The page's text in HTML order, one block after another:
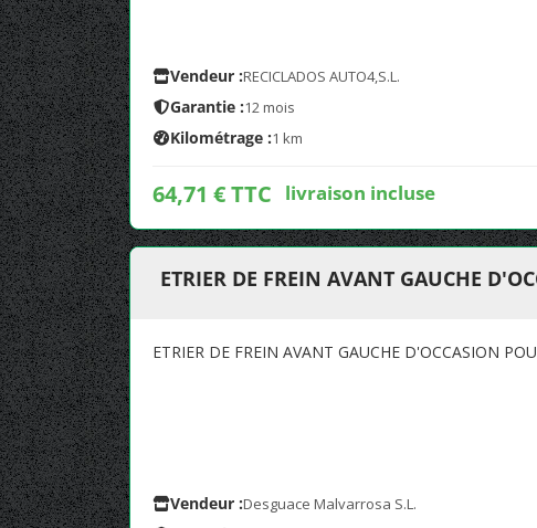
Vendeur :RECICLADOS AUTO4,S.L.
Garantie :12 mois
Kilométrage :1 km
64,71 € TTC livraison incluse
ETRIER DE FREIN AVANT GAUCHE
ETRIER DE FREIN AVANT GAUCHE D'OCCASION
Vendeur :Desguace Malvarrosa S.L.